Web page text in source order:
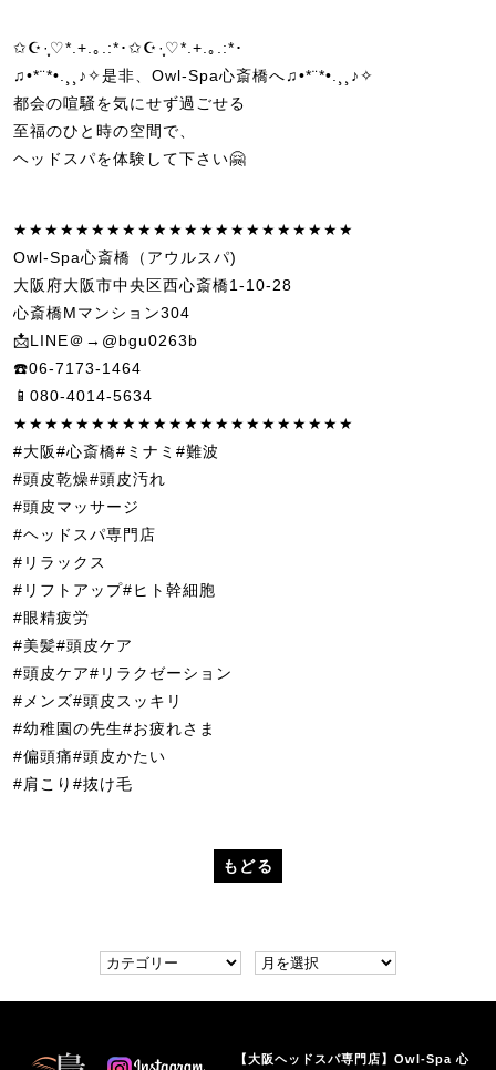
✩☪·̩͙♡*.+.｡.:*･✩☪·̩͙♡*.+.｡.:*･
♫•*¨*•.¸¸♪✧是非、Owl-Spa心斎橋へ♫•*¨*•.¸¸♪✧
都会の喧騒を気にせず過ごせる
至福のひと時の空間で、
ヘッドスパを体験して下さい🤗
★★★★★★★★★★★★★★★★★★★★★★
Owl-Spa心斎橋（アウルスパ)
大阪府大阪市中央区西心斎橋1-10-28
心斎橋Mマンション304
📩LINE＠→@bgu0263b
☎️06-7173-1464
📱080-4014-5634
★★★★★★★★★★★★★★★★★★★★★★
#大阪#心斎橋#ミナミ#難波
#頭皮乾燥#頭皮汚れ
#頭皮マッサージ
#ヘッドスパ専門店
#リラックス
#リフトアップ#ヒト幹細胞
#眼精疲労
#美髪#頭皮ケア
#頭皮ケア#リラクゼーション
#メンズ#頭皮スッキリ
#幼稚園の先生#お疲れさま
#偏頭痛#頭皮かたい
#肩こり#抜け毛
もどる
【大阪ヘッドスパ専門店】Owl-Spa 心